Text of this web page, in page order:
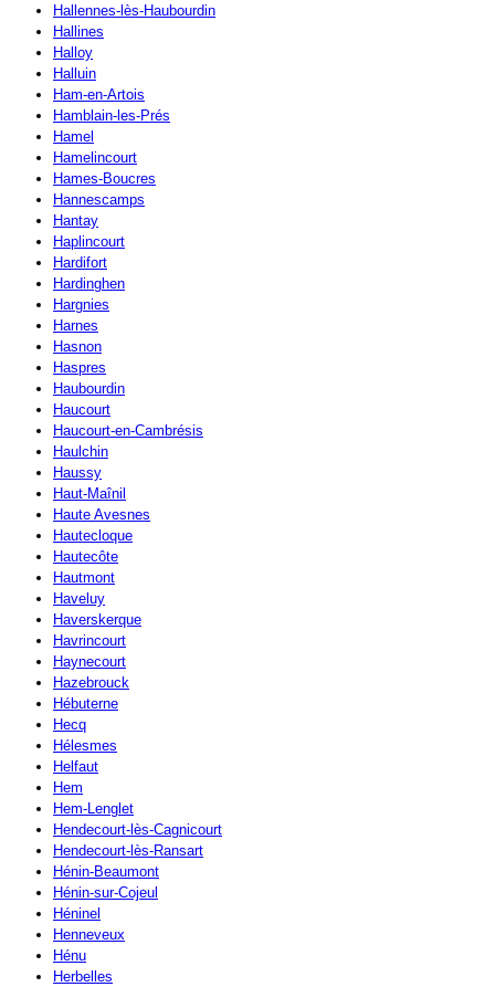
Hallennes-lès-Haubourdin
Hallines
Halloy
Halluin
Ham-en-Artois
Hamblain-les-Prés
Hamel
Hamelincourt
Hames-Boucres
Hannescamps
Hantay
Haplincourt
Hardifort
Hardinghen
Hargnies
Harnes
Hasnon
Haspres
Haubourdin
Haucourt
Haucourt-en-Cambrésis
Haulchin
Haussy
Haut-Maînil
Haute Avesnes
Hautecloque
Hautecôte
Hautmont
Haveluy
Haverskerque
Havrincourt
Haynecourt
Hazebrouck
Hébuterne
Hecq
Hélesmes
Helfaut
Hem
Hem-Lenglet
Hendecourt-lès-Cagnicourt
Hendecourt-lès-Ransart
Hénin-Beaumont
Hénin-sur-Cojeul
Héninel
Henneveux
Hénu
Herbelles